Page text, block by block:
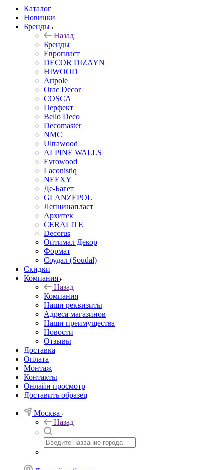
Каталог
Новинки
Бренды
Назад
Бренды
Европласт
DECOR DIZAYN
HIWOOD
Artpole
Orac Decor
COSCA
Перфект
Bello Deco
Decomaster
NMС
Ultrawood
ALPINE WALLS
Evrowood
Laconistiq
NEEXY
Де-Багет
GLANZEPOL
Лепнинапласт
Архитек
CERALITE
Decorus
Оптимал Декор
Формат
Соудал (Soudal)
Скидки
Компания
Назад
Компания
Наши реквизиты
Адреса магазинов
Наши преимущества
Новости
Отзывы
Доставка
Оплата
Монтаж
Контакты
Онлайн просмотр
Доставить образец
Москва
Назад